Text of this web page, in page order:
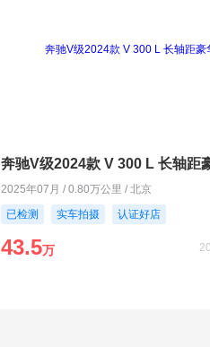
奔驰V级2024款 V 300 L 长轴距
2025年07月 / 0.80万公里 / 北京
已检测
实车拍摄 认证好店
43.5万